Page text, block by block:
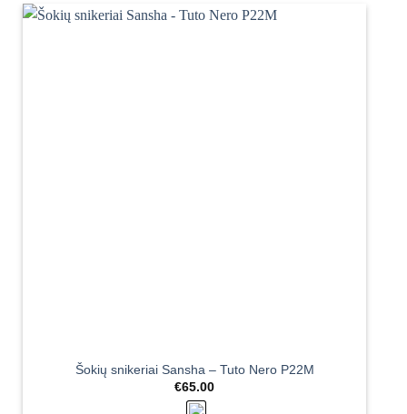
Šokių snikeriai Sansha – Tuto Nero P22M
€65.00